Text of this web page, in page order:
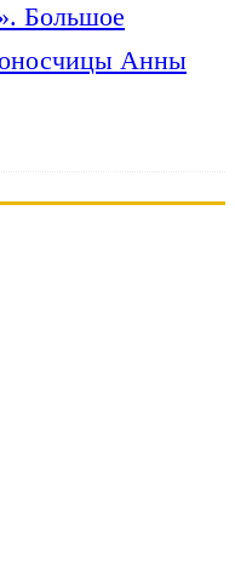
Большое
Анны